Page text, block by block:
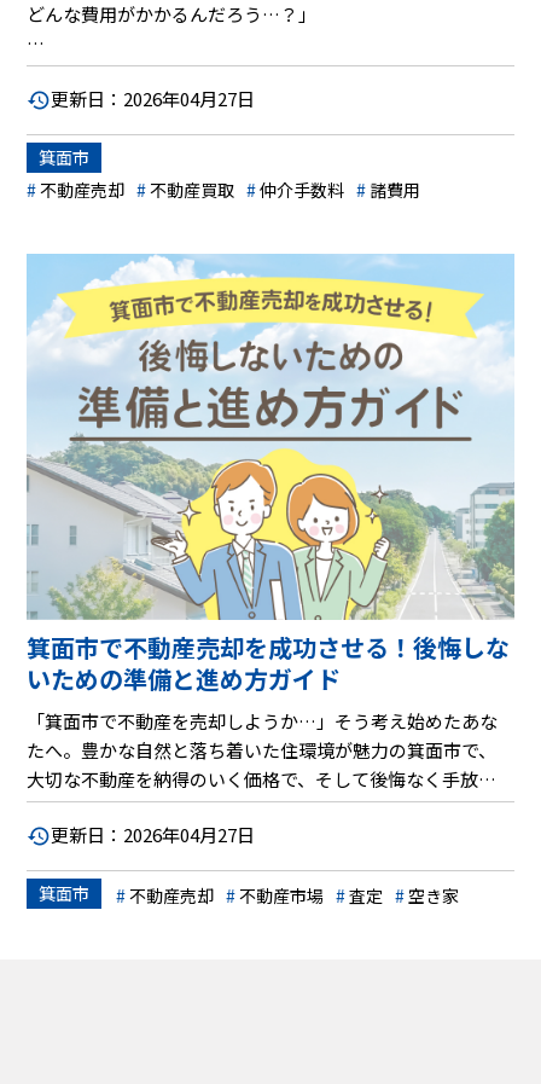
どんな費用がかかるんだろう…？」
不動産売却は、人生の中でも大きな決断の一つです。多く
の方が、売却にかかる費用について不安を感じているので
はないでしょうか。仲介手数料や税金、その他にも様々な
費用が発生すると聞くと、一体いくらくらいかかるのか、
そして少しでも費用を抑える方法はないのか、疑問は尽き
本記事では、そんなあなたの疑問にお答えします。箕面市
での不動産売却に焦点を当て、具体的にどのような費用が
かかるのか、その内訳を分かりやすく解説。さらに、知っ
ておくだけで負担を軽減できる節約術や、適用できる可能
性のある税制優遇措置についても詳しくご紹介します。こ
の記事を読めば、費用への不安を解消し、自信を持って売
却計画を進めることができるはずです。さあ、賢く不動産
を売却するための第一歩を踏み出しましょう。
更新日：2026年04月27日
箕面市
不動産売却
不動産買取 仲介手数料 諸費用
箕面市で不動産売却を成功させる！後悔しな
いための準備と進め方ガイド
「箕面市で不動産を売却しようか…」そう考え始めたあな
たへ。豊かな自然と落ち着いた住環境が魅力の箕面市で、
大切な不動産を納得のいく価格で、そして後悔なく手放す
ためには、事前の準備と正しい進め方が何よりも重要で
す。この記事では、不動産売却のプロが、箕面市の地域特
性を踏まえながら、売却前の物件確認から、信頼できる不
動産会社の選び方、効果的な販売戦略、そして気になる税
更新日：2026年04月27日
箕面市 不動産売却 不動産市場 査定 空き家